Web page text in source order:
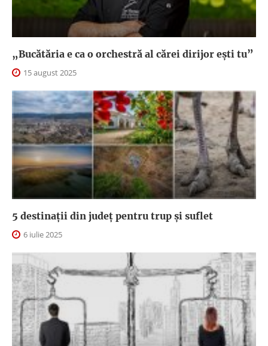
„Bucătăria e ca o orchestră al cărei dirijor ești tu”
15 august 2025
5 destinații din județ pentru trup și suflet
6 iulie 2025